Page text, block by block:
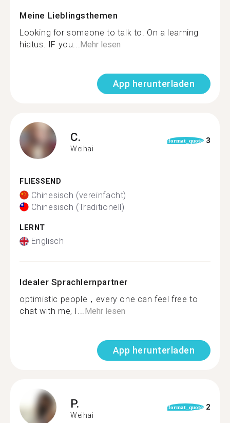
Meine Lieblingsthemen
Looking for someone to talk to. On a learning
hiatus. IF you...Mehr lesen
App herunterladen
C.
Weihai
format_quote 3
FLIESSEND
Chinesisch (vereinfacht)
Chinesisch (Traditionell)
LERNT
Englisch
Idealer Sprachlernpartner
optimistic people，every one can feel free to
chat with me, I...Mehr lesen
App herunterladen
P.
Weihai
format_quote 2